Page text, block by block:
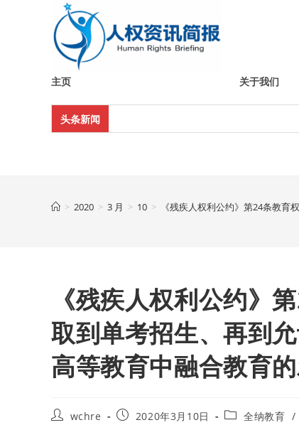
主页 关于我们
头条新闻
> 2020 > 3 月 > 10 > 《残疾人权利公约》第24条教
《残疾人权利公约》
取到单考招生、再到
高等教育中融合教育
Postwchre
Post2020年3月10日
Post全纳教育 /